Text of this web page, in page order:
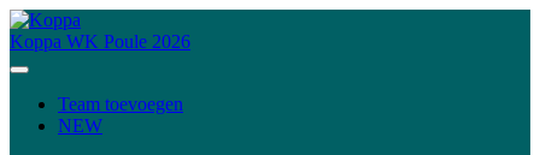
Koppa WK Poule 2026
Team toevoegen
NEW